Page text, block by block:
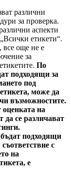
различни
за проверка.
аспекти
етикети“.
все още не е
за
По
подходящи за
под
може да
възможностите.
оценката на
да се различават
подходящи
с
на
е